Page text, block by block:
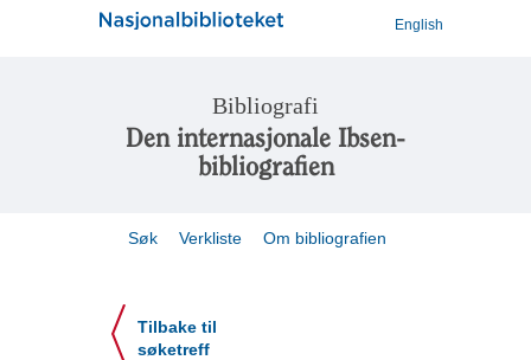
English
Bibliografi
Den internasjonale Ibsen-
bibliografien
Søk Verkliste Om bibliografien
Tilbake til
søketreff